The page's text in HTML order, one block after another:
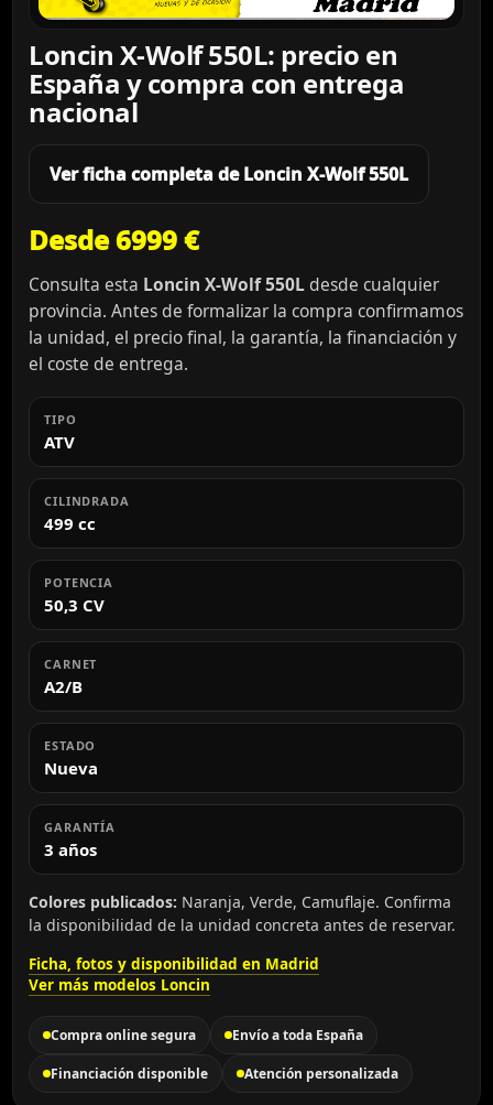
Loncin X-Wolf 550L: precio en
España y compra con entrega
nacional
Ver ficha completa de Loncin X-Wolf 550L
Desde 6999 €
Consulta esta Loncin X-Wolf 550L desde cualquier
provincia. Antes de formalizar la compra confirmamos
la unidad, el precio final, la garantía, la financiación y
el coste de entrega.
TIPO
ATV
CILINDRADA
499 cc
POTENCIA
50,3 CV
CARNET
A2/B
ESTADO
Nueva
GARANTÍA
3 años
Colores publicados: Naranja, Verde, Camuflaje. Confirma
la disponibilidad de la unidad concreta antes de reservar.
Ficha, fotos y disponibilidad en Madrid
Ver más modelos Loncin
Compra online segura Envío a toda España
Financiación disponible Atención personalizada